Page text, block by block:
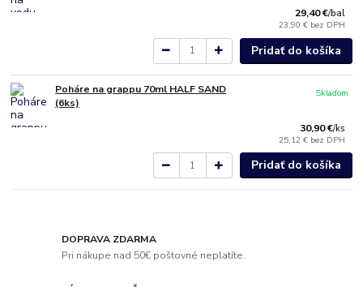
29,40 €/bal
23,90 € bez DPH
Pridať do košíka
Poháre na grappu 70ml HALF SAND
(6ks)
30,90 €/ks
25,12 € bez DPH
Skladom
Pridať do košíka
DOPRAVA ZDARMA
Pri nákupe nad 50€ poštovné neplatíte.